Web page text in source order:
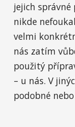
jejich
nikde
velmi
nás zatím
použitý
– u nás. V
podobné